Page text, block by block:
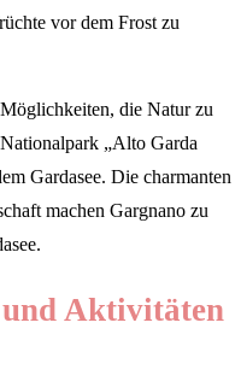
vor dem Frost zu
die Natur zu
„Alto Garda
Gardasee. Die charmanten
machen Gargnano zu
und Aktivitäten